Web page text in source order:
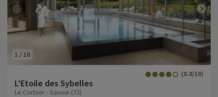
1 / 16
L’Etoile des Sybelles
(8.8/10)
Le Corbier - Savoie (73)